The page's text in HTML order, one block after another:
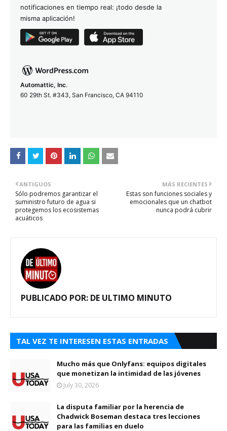
notificaciones en tiempo real: ¡todo desde la
misma aplicación!
Automattic, Inc.
60 29th St. #343, San Francisco, CA 94110
MÁS RECIENTES
Estas son funciones sociales y
emocionales que un chatbot
nunca podrá cubrir
ANTIGUOS
Sólo podremos garantizar el
suministro futuro de agua si
protegemos los ecosistemas
acuáticos
PUBLICADO POR: DE ULTIMO MINUTO
TAL VEZ TE INTERESEN ESTAS ENTRADAS
Mucho más que Onlyfans: equipos digitales
que monetizan la intimidad de las jóvenes
July 30, 2026
La disputa familiar por la herencia de
Chadwick Boseman destaca tres lecciones
para las familias en duelo